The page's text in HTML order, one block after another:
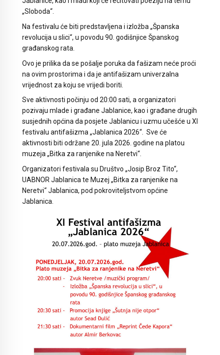
„Sloboda“.
Na festivalu će biti predstavljena i izložba „Španska
revolucija u slici“, u povodu 90. godišnjice Španskog
građanskog rata.
Ovo je prilika da se pošalje poruka da fašizam neće proći
na ovim prostorima i da je antifašizam univerzalna
vrijednost za koju se vrijedi boriti.
Sve aktivnosti počinju od 20:00 sati, a organizatori
pozivaju mlade i građane Jablanice, kao i građane drugih
susjednih općina da posjete Jablanicu i uzmu učešće u XI
festivalu antifašizma „Jablanica 2026“. Sve će
aktivnosti biti održane 20. jula 2026. godine na platou
muzeja „Bitka za ranjenike na Neretvi“.
Organizatori festivala su Društvo „Josip Broz Tito“,
UABNOR Jablanica te Muzej „Bitka za ranjenike na
Neretvi“ Jablanica, pod pokroviteljstvom općine
Jablanica.